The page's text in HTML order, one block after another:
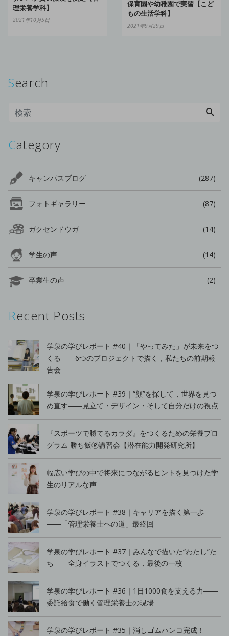
理栄養学科】
2021年10月5日
保育園や幼稚園で実習【こど
もの生活学科】
2021年9月29日
Search
Category
キャンパスブログ (287)
フォトギャラリー (87)
ガクセンドウガ (14)
学生の声 (14)
卒業生の声 (2)
Recent Posts
学泉の学びレポート #40｜「やってみた」が未来をつ
くる――6つのプロジェクトで描く，私たちの前期報
告会
学泉の学びレポート #39｜“顔”を探して，世界を見つ
め直す――見立て・デザイン・そして自分だけの視点
『スポーツで勝てるカラダ』をつくるための栄養プロ
グラム 勝ち飯🄬講習会【潜在能力開発研究所】
幅広い学びの中で将来につながるヒントを見つけた学
生のリアルな声
学泉の学びレポート #38｜キャリアを描く第一歩
――「管理栄養士への道」最終回
学泉の学びレポート #37｜みんなで描いた“わたし”た
ち――全身イラストでつくる，最後の一枚
学泉の学びレポート #36｜1日1000食を支える力――
委託給食で働く管理栄養士の現場
学泉の学びレポート #35｜消しゴムハンコ完成！――